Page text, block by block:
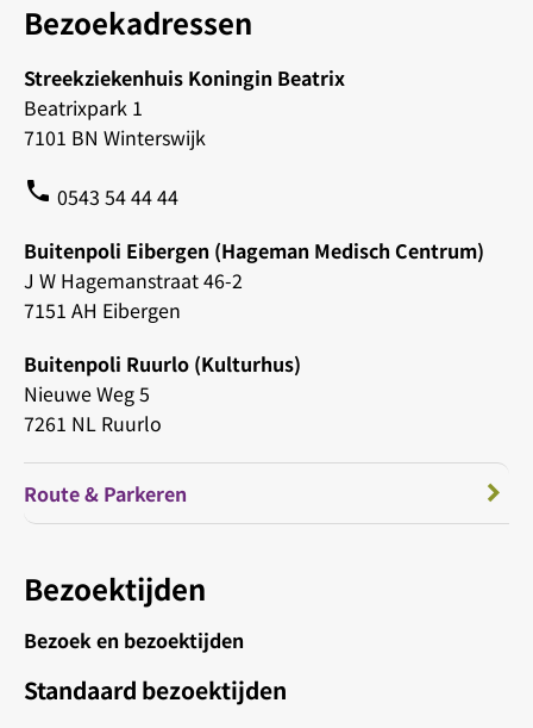
Bezoekadressen
Streekziekenhuis Koningin Beatrix
Beatrixpark 1
7101 BN Winterswijk
phone 0543 54 44 44
Buitenpoli Eibergen (Hageman Medisch Centrum)
J W Hagemanstraat 46-2
7151 AH Eibergen
Buitenpoli Ruurlo (Kulturhus)
Nieuwe Weg 5
7261 NL Ruurlo
Route & Parkeren
Bezoektijden
Bezoek en bezoektijden
Standaard bezoektijden